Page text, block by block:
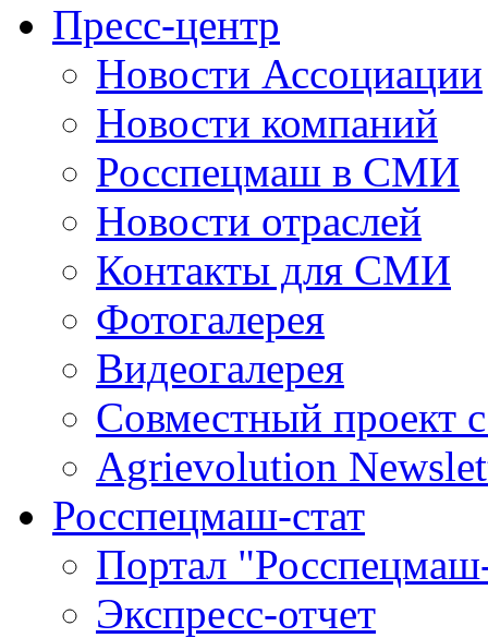
Пресс-центр
Новости Ассоциации
Новости компаний
Росспецмаш в СМИ
Новости отраслей
Контакты для СМИ
Фотогалерея
Видеогалерея
Совместный проект
Agrievolution
Росспецмаш-стат
Портал
Экспресс-отчет